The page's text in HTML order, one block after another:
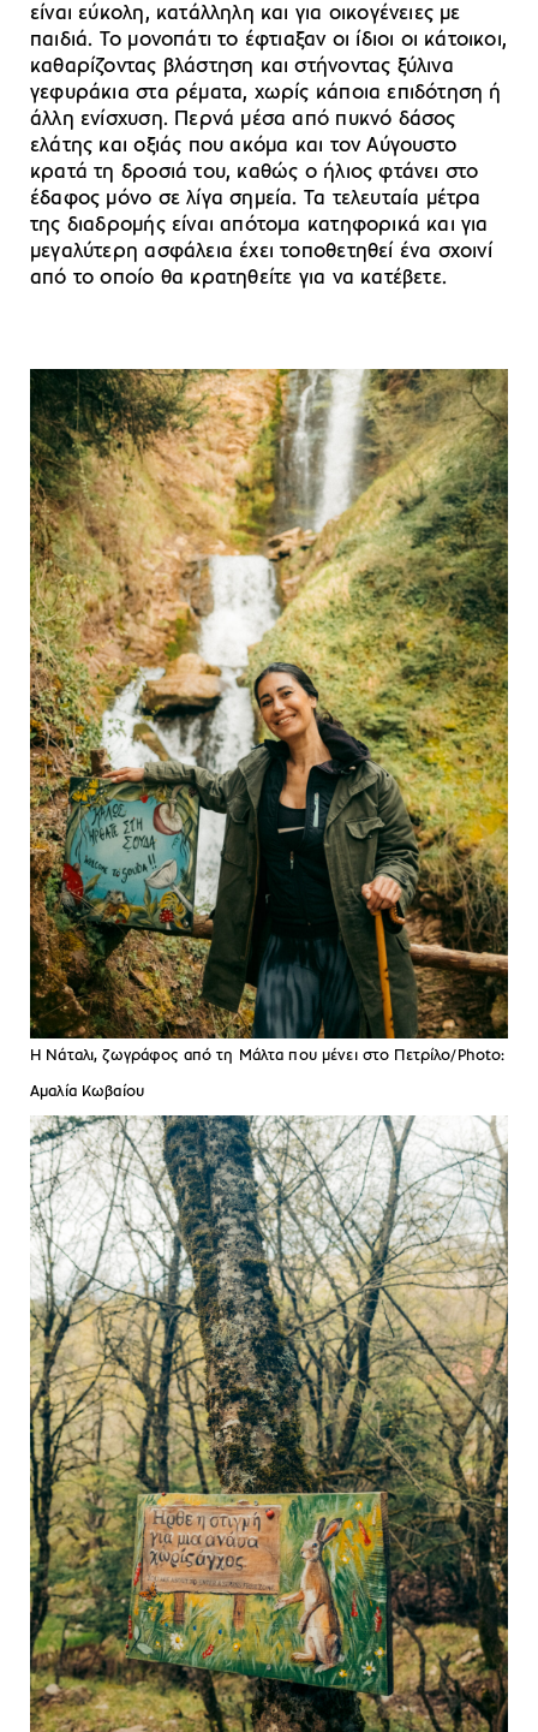
είναι εύκολη, κατάλληλη και για οικογένειες με
παιδιά. Το μονοπάτι το έφτιαξαν οι ίδιοι οι κάτοικοι,
καθαρίζοντας βλάστηση και στήνοντας ξύλινα
γεφυράκια στα ρέματα, χωρίς κάποια επιδότηση ή
άλλη ενίσχυση. Περνά μέσα από πυκνό δάσος
ελάτης και οξιάς που ακόμα και τον Αύγουστο
κρατά τη δροσιά του, καθώς ο ήλιος φτάνει στο
έδαφος μόνο σε λίγα σημεία. Τα τελευταία μέτρα
της διαδρομής είναι απότομα κατηφορικά και για
μεγαλύτερη ασφάλεια έχει τοποθετηθεί ένα σχοινί
από το οποίο θα κρατηθείτε για να κατέβετε.
Η Νάταλι, ζωγράφος από τη Μάλτα που μένει στο Πετρίλο/Photo:
Αμαλία Κωβαίου